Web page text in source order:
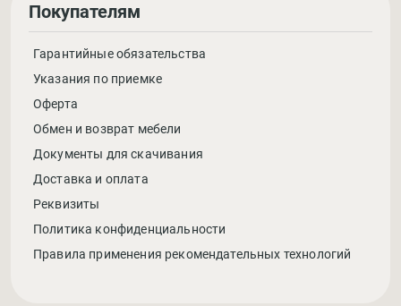
Покупателям
Гарантийные обязательства
Указания по приемке
Оферта
Обмен и возврат мебели
Документы для скачивания
Доставка и оплата
Реквизиты
Политика конфиденциальности
Правила применения рекомендательных технологий